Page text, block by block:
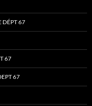
DÉPT 67
67
67